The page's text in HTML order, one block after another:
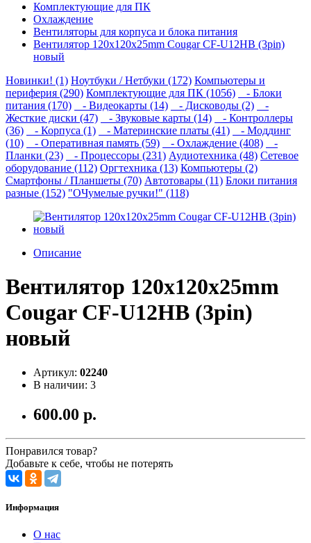
Комплектующие для ПК
Охлаждение
Вентиляторы для корпуса и блока питания
Вентилятор 120x120x25mm Cougar CF-U12HB (3pin)
новый
Новинки! (1) Ноутбуки / Нетбуки (172) Компьютеры и
периферия (290) Комплектующие для ПК (1056)
- Блоки
питания (170)
- Видеокарты (14) - Дисководы (2)
-
Жесткие диски (47)
- Звуковые карты (14)
- Контроллеры
(36)
- Корпуса (1) - Материнские платы (41)
- Моддинг
(10)
- Оперативная память (59) - Охлаждение (408)
-
Планки (23)
- Процессоры (231) Аудиотехника (48) Сетевое
оборудование (112) Оргтехника (13) Компьютеры (2)
Смартфоны / Планшеты (70) Автотовары (11) Блоки питания
разные (152) "ОЧумелые ручки!" (118)
Описание
Вентилятор 120x120x25mm
Cougar CF-U12HB (3pin)
новый
Артикул: 02240
В наличии: 3
600.00 р.
Понравился товар?
Добавьте к себе, чтобы не потерять
Информация
О нас